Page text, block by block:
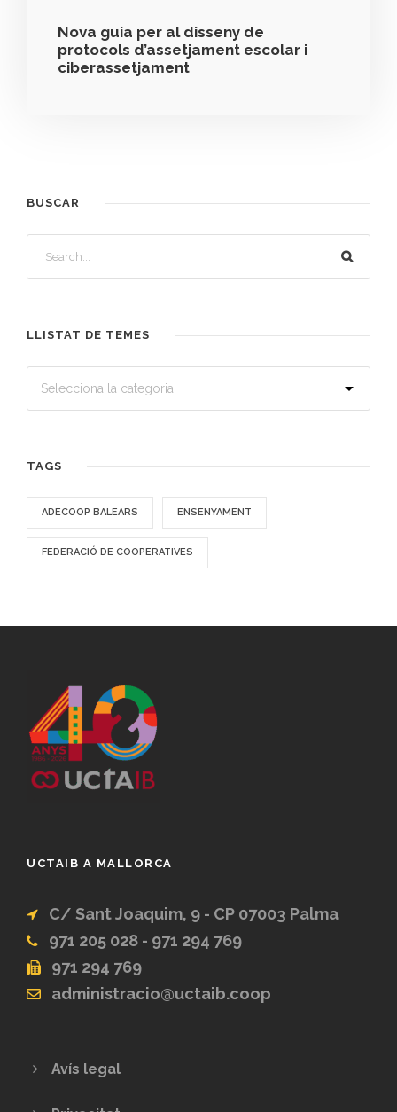
Nova guia per al disseny de
protocols d’assetjament escolar i
ciberassetjament
BUSCAR
LLISTAT DE TEMES
TAGS
ADECOOP BALEARS ENSENYAMENT
FEDERACIÓ DE COOPERATIVES
UCTAIB A MALLORCA
C/ Sant Joaquim, 9 - CP 07003 Palma
971 205 028 - 971 294 769
971 294 769
administracio@uctaib.coop
Avís legal